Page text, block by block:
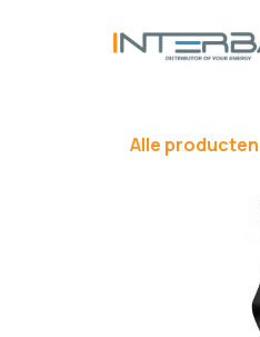
Alle producten